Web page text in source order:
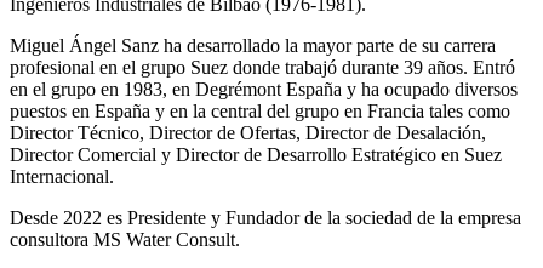
Miguel Ángel Sanz ha desarrollado la mayor parte de su carrera
profesional en el grupo Suez donde trabajó durante 39 años. Entró
en el grupo en 1983, en Degrémont España y ha ocupado diversos
puestos en España y en la central del grupo en Francia tales como
Director Técnico, Director de Ofertas, Director de Desalación,
Director Comercial y Director de Desarrollo Estratégico en Suez
Internacional.
Desde 2022 es Presidente y Fundador de la sociedad de la empresa
consultora MS Water Consult.